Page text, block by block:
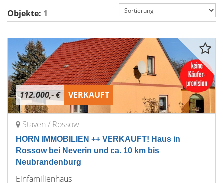
Objekte: 1
112.000,- € VERKAUFT
Staven / Rossow
HORN IMMOBILIEN ++ VERKAUFT! Haus in
Rossow bei Neverin und ca. 10 km bis
Neubrandenburg
Einfamilienhaus